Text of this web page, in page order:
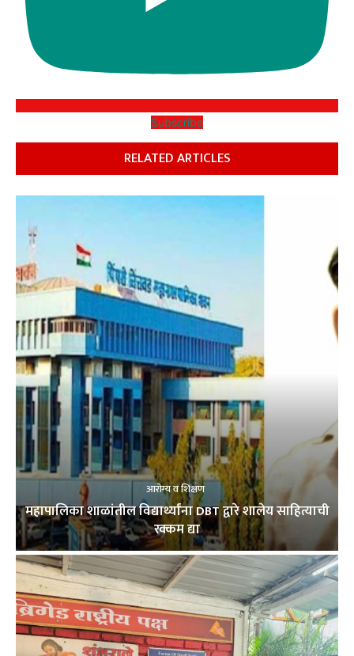
Subscribe
RELATED ARTICLES
आरोग्य व शिक्षण
महापालिका शाळांतील विद्यार्थ्यांना DBT द्वारे शालेय साहित्याची
रक्कम द्या